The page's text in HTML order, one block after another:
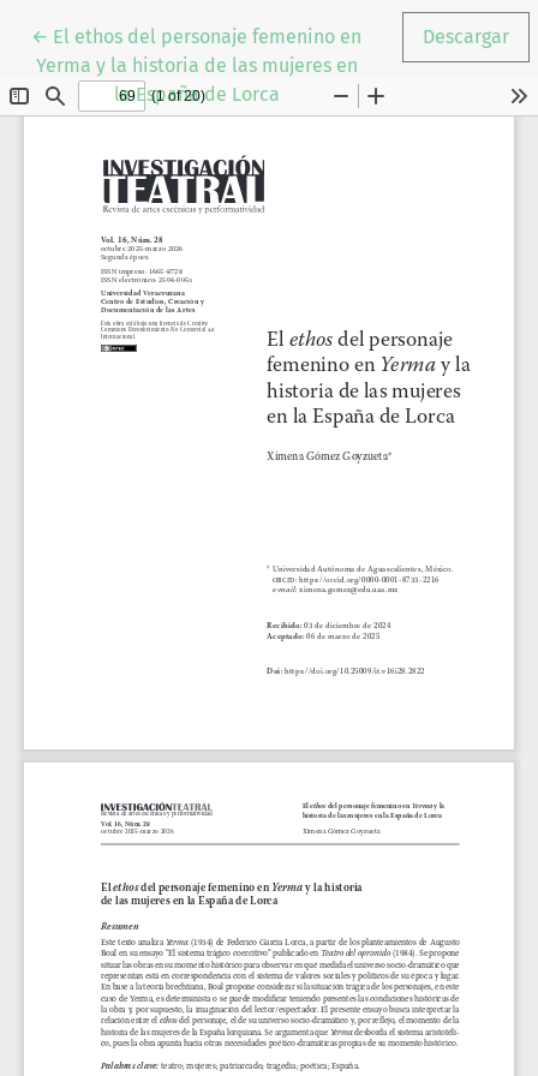
← Volver a los detalles del artículo
El ethos del personaje femenino en
Yerma y la historia de las mujeres en
la España de Lorca
Descargar